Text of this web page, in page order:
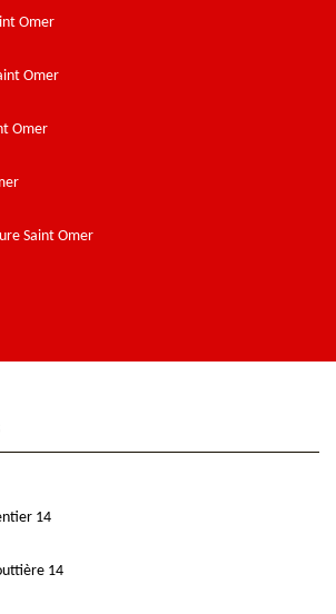
Omer
Omer
Omer
Saint Omer
14
14